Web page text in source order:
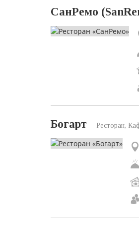
СанРемо
Богарт Ресторан,